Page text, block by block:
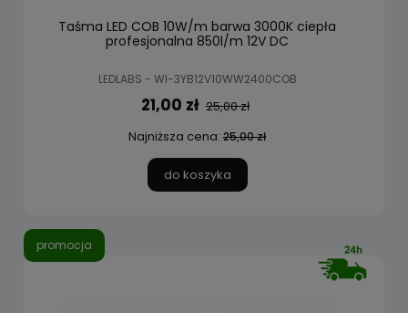
Taśma LED COB 10W/m barwa 3000K ciepła
profesjonalna 850l/m 12V DC
LEDLABS - WI-3YB12V10WW2400COB
21,00 zł 25,00 zł
Najniższa cena: 25,00 zł
do koszyka
promocja